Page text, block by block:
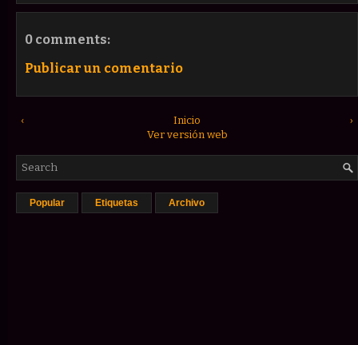
0 comments:
Publicar un comentario
‹ ›
Inicio
Ver versión web
Popular Etiquetas Archivo